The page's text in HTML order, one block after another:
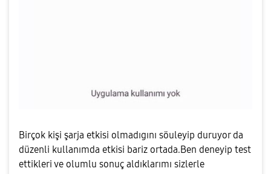
Birçok kişi şarja etkisi olmadıgını söuleyip duruyor da
düzenli kullanımda etkisi bariz ortada.Ben deneyip test
ettikleri ve olumlu sonuç aldıklarımı sizlerle